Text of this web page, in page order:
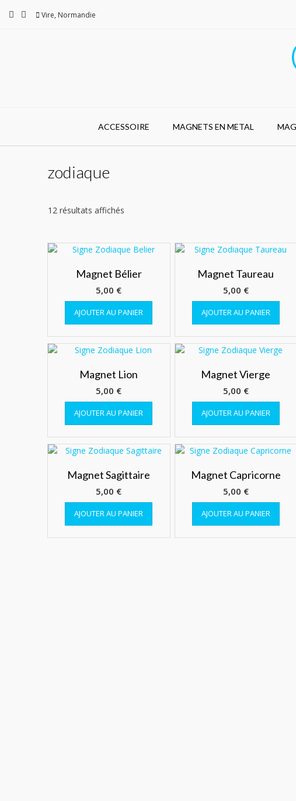
Vire, Normandie
ACCESSOIRE MAGNETS EN METAL
zodiaque
12 résultats affichés
Magnet Bélier
5,00 €
AJOUTER AU PANIER
Magnet Taureau
5,00 €
AJOUTER AU PANIER
Magnet Lion
5,00 €
AJOUTER AU PANIER
Magnet Vierge
5,00 €
AJOUTER AU PANIER
Magnet Sagittaire
5,00 €
AJOUTER AU PANIER
Magnet Capricorne
5,00 €
AJOUTER AU PANIER